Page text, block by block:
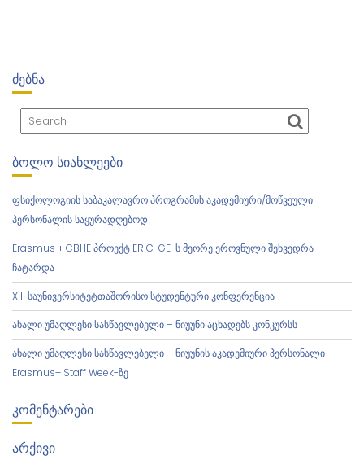
ᲫᲔᲑᲜᲐ
ᲑᲝᲚᲝ ᲡᲘᲐᲮᲚᲔᲔᲑᲘ
ფსიქოლოგიის საბაკალავრო პროგრამის აკადემიური/მოწვეული
პერსონალის საყურადღებოდ!
Erasmus + CBHE პროექტ ERIC-GE-ს მეორე ეროვნული შეხვედრა
ჩატარდა
XIII საუნივერსიტეტთაშორისო სტუდენტური კონფერენცია
ახალი უმაღლესი სასწავლებელი – ნიუუნი აცხადებს კონკურსს
ახალი უმაღლესი სასწავლებელი – ნიუუნის აკადემიური პერსონალი
Erasmus+ Staff Week-ზე
ᲙᲝᲛᲔᲜᲢᲐᲠᲔᲑᲘ
ᲐᲠᲥᲘᲕᲘ